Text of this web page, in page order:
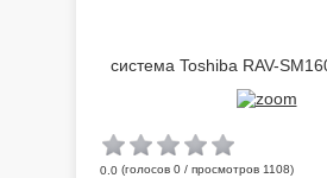
0.0 (голосов 0 / просмотров 1108)